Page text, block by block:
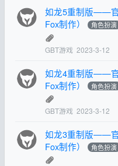
如龙5重制版——
Fox制作）
角色扮演
GBT游戏 2023-3-12
如龙4重制版——
Fox制作）
角色扮演
GBT游戏 2023-3-12
如龙3重制版——
Fox制作）
角色扮演